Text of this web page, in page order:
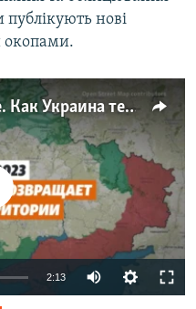
публікують нові
окопами.
Хроника войны на карте. Как Украина теряла и возвращала контроль над своими территориями c 24 февраля 2022 года (видео)
available
2:13